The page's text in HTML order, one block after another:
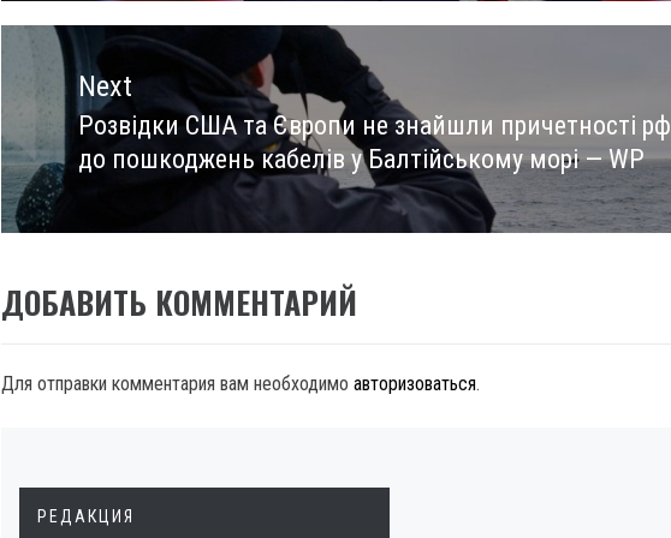
Next
Next
post:
Розвідки США та Європи не знайшли причетності рф
до пошкоджень кабелів у Балтійському морі — WP
ДОБАВИТЬ КОММЕНТАРИЙ
Для отправки комментария вам необходимо авторизоваться.
РЕДАКЦИЯ